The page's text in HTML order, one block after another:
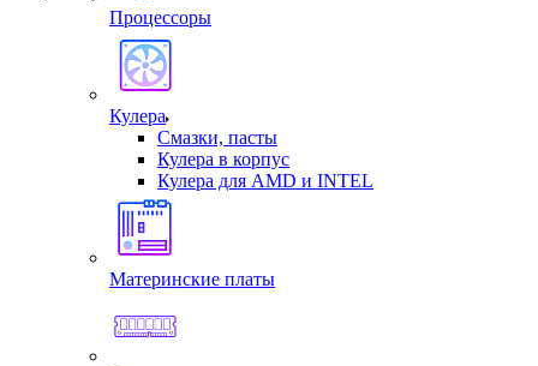
Процессоры
Кулера
Смазки, пасты
Кулера в корпус
Кулера для AMD и INTEL
Материнские платы